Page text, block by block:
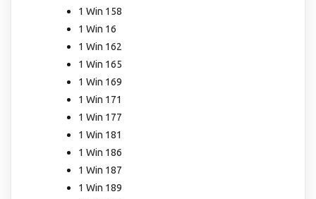
1 Win 158
1 Win 16
1 Win 162
1 Win 165
1 Win 169
1 Win 171
1 Win 177
1 Win 181
1 Win 186
1 Win 187
1 Win 189